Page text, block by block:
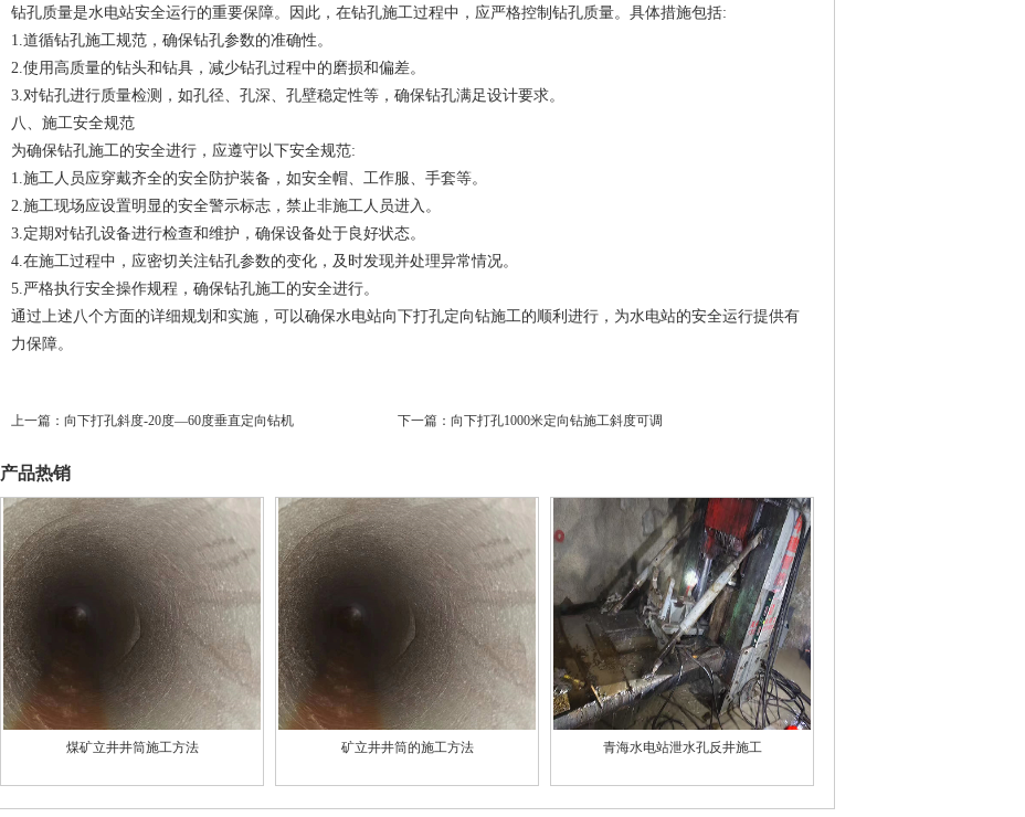
钻孔质量是水电站安全运行的重要保障。因此，在钻孔施工过程中，应严格控制钻孔质量。具体措施包括:
1.道循钻孔施工规范，确保钻孔参数的准确性。
2.使用高质量的钻头和钻具，减少钻孔过程中的磨损和偏差。
3.对钻孔进行质量检测，如孔径、孔深、孔壁稳定性等，确保钻孔满足设计要求。
八、施工安全规范
为确保钻孔施工的安全进行，应遵守以下安全规范:
1.施工人员应穿戴齐全的安全防护装备，如安全帽、工作服、手套等。
2.施工现场应设置明显的安全警示标志，禁止非施工人员进入。
3.定期对钻孔设备进行检查和维护，确保设备处于良好状态。
4.在施工过程中，应密切关注钻孔参数的变化，及时发现并处理异常情况。
5.严格执行安全操作规程，确保钻孔施工的安全进行。
通过上述八个方面的详细规划和实施，可以确保水电站向下打孔定向钻施工的顺利进行，为水电站的安全运行提供有
力保障。
上一篇： 向下打孔斜度-20度—60度垂直定向钻机 下一篇： 向下打孔1000米定向钻施工斜度可调
产品热销
煤矿立井井筒施工方法 矿立井井筒的施工方法 青海水电站泄水孔反井施工